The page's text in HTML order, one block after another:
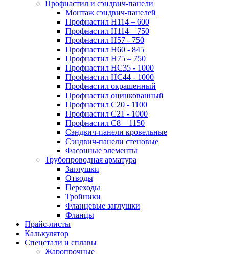
Профнастил и сэндвич-панели
Монтаж сэндвич-панелей
Профнастил Н114 – 600
Профнастил Н114 – 750
Профнастил Н57 - 750
Профнастил Н60 - 845
Профнастил Н75 – 750
Профнастил НС35 - 1000
Профнастил НС44 - 1000
Профнастил окрашенный
Профнастил оцинкованный
Профнастил С20 - 1100
Профнастил С21 - 1000
Профнастил С8 – 1150
Сэндвич-панели кровельные
Сэндвич-панели стеновые
Фасонные элементы
Трубопроводная арматура
Заглушки
Отводы
Переходы
Тройники
Фланцевые заглушки
Фланцы
Прайс-листы
Калькулятор
Спецстали и сплавы
Жаропрочные